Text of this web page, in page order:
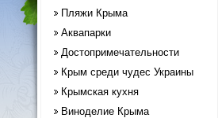
Пляжи Крыма
Аквапарки
Достопримечательности
Крым среди чудес Украины
Крымская кухня
Виноделие Крыма